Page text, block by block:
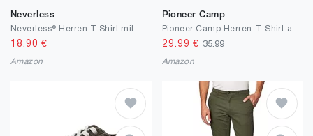
Neverless
18.90 €
Amazon
Pioneer Camp
29.99 € 35.99
Amazon